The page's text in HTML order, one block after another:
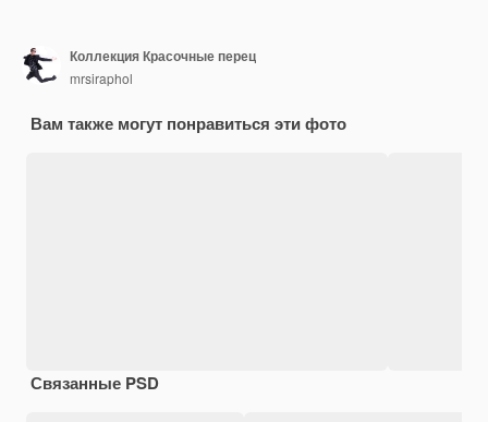
Коллекция Красочные перец
mrsiraphol
Вам также могут понравиться эти фото
Связанные PSD